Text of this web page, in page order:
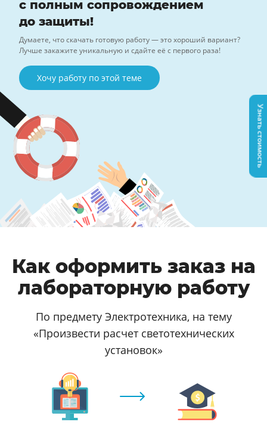
с полным сопровождением
до защиты!
Думаете, что скачать готовую работу — это хороший вариант?
Лучше закажите уникальную и сдайте её с первого раза!
Хочу работу по этой теме
Как оформить заказ на
лабораторную работу
По предмету Электротехника, на тему
«Произвести расчет светотехнических
установок»
Узнать стоимость